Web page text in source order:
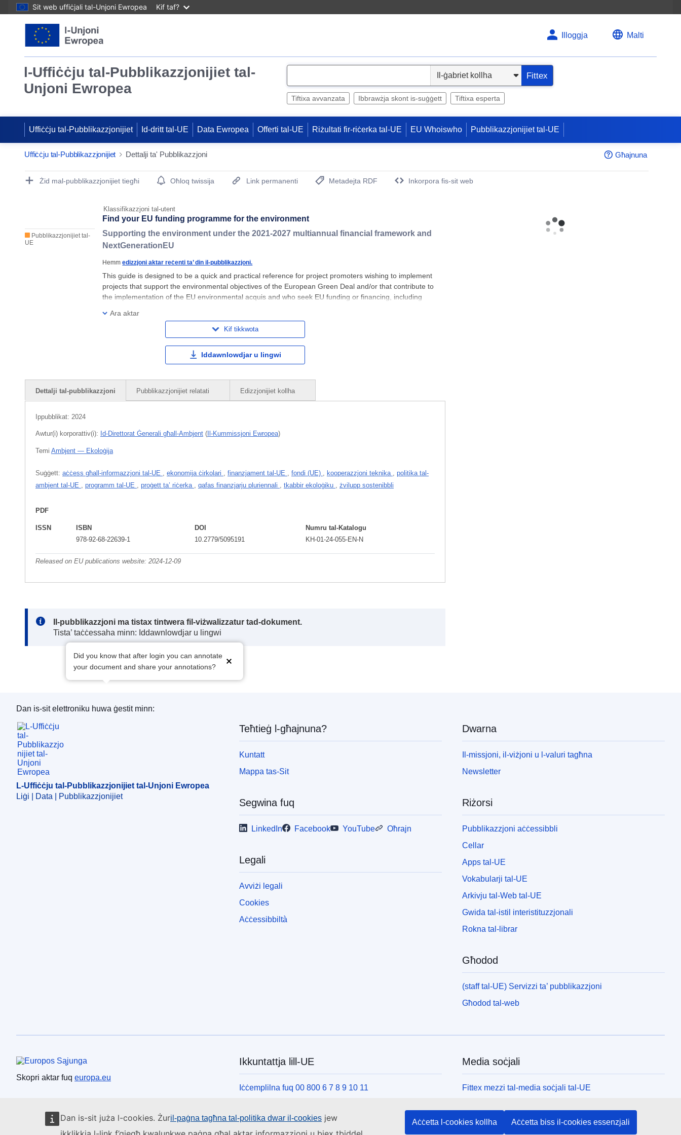
Sit web uffiċjali tal-Unjoni Ewropea Kif taf?
Dan is-sit juża l-cookies. Żuril-paġna tagħna tal-politika dwar il-cookies jew
Aċċetta l-cookies kollha Aċċetta biss il-cookies essenzjali
Illoggja Malti
l-Uffiċċju tal-Pubblikazzjonijiet tal-
Unjoni Ewropea
e
Fittex
Tiftixa avvanzata Ibbrawżja skont is-suġġett Tiftixa esperta
Uffiċċju tal-Pubblikazzjonijiet Id-dritt tal-UE Data Ewropea Offerti tal-UE Riżultati fir-riċerka tal-UE EU Whoiswho Pubblikazzjonijiet tal-UE
Uffiċċju tal-Pubblikazzjonijiet Dettalji ta' Pubblikazzjoni Għajnuna
Publication Detail Actions Portlet
Żid mal-pubblikazzjonijiet tiegħi Oħloq twissija Link permanenti
Metadejta RDF
Inkorpora fis-sit web
Klassifikazzjoni tal-utent
Pubblikazzjonijiet tal-
UE
Find your EU funding programme for the environment
Supporting the environment under the 2021-2027 multiannual financial framework and
NextGenerationEU
Hemmedizzjoni aktar reċenti ta’ din il-pubblikazzjoni.
This guide is designed to be a quick and practical reference for project promoters wishing to implement
projects that support the environmental objectives of the European Green Deal and/or that contribute to
the implementation of the EU environmental acquis and who seek EU funding or financing, including
Ara aktar
Kif tikkwota
Iddawnlowdjar u lingwi
Dettalji tal-pubblikazzjoni Pubblikazzjonijiet relatati Edizzjonijiet kollha
Ippubblikat: 2024
Awtur(i) korporattiv(i): Id-Direttorat Ġenerali għall-Ambjent ( Il-Kummissjoni Ewropea)
Temi Ambjent — Ekoloġija
Suġġett: aċċess għall-informazzjoni tal-UE , ekonomija ċirkolari , finanzjament tal-UE , fondi (UE) , kooperazzjoni teknika , politika tal-
ambjent tal-UE , programm tal-UE , proġett ta’ riċerka , qafas finanzjarju pluriennali , tkabbir ekoloġiku , żvilupp sostenibbli
PDF
ISSN
ISBN
978-92-68-22639-1
DOI
10.2779/5095191
Numru tal-Katalogu
KH-01-24-055-EN-N
Released on EU publications website: 2024-12-09
Note:
Il-pubblikazzjoni ma tistax tintwera fil-viżwalizzatur tad-dokument.
Tista’ taċċessaha minn: Iddawnlowdjar u lingwi
Did you know that after login you can annotate
your document and share your annotations?
L-Uffiċċju tal-Pubblikazzjonijiet tal-Unjoni Ewropea
Dan is-sit elettroniku huwa ġestit minn:
L-Uffiċċju tal-Pubblikazzjonijiet tal-Unjoni Ewropea
Liġi | Data | Pubblikazzjonijiet
Teħtieġ l-għajnuna?
Kuntatt
Mappa tas-Sit
Segwina fuq
LinkedIn Facebook YouTube Oħrajn
Legali
Avviżi legali
Cookies
Aċċessibbiltà
Dwarna
Il-missjoni, il-viżjoni u l-valuri tagħna
Newsletter
Riżorsi
Pubblikazzjoni aċċessibbli
Cellar
Apps tal-UE
Vokabularji tal-UE
Arkivju tal-Web tal-UE
Gwida tal-istil interistituzzjonali
Rokna tal-librar
Għodod
(staff tal-UE) Servizzi ta’ pubblikazzjoni
Għodod tal-web
Unjoni Ewropea
Skopri aktar fuq europa.eu
Ikkuntattja lill-UE
Iċċemplilna fuq 00 800 6 7 8 9 10 11
Iktbilna permezz tal-formola ta’ kuntatt tagħna
Media soċjali
Fittex mezzi tal-media soċjali tal-UE
L-istituzzjonijiet u l-korpi tal-UE